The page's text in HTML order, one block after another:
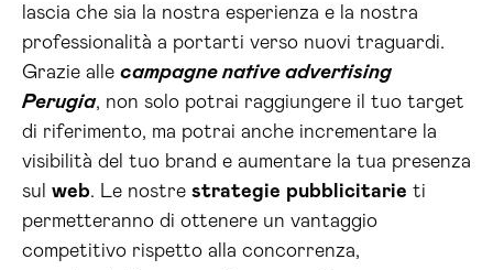
lascia che sia la nostra esperienza e la nostra
professionalità a portarti verso nuovi traguardi.
Grazie alle campagne native advertising
Perugia, non solo potrai raggiungere il tuo target
di riferimento, ma potrai anche incrementare la
visibilità del tuo brand e aumentare la tua presenza
sul web. Le nostre strategie pubblicitarie ti
permetteranno di ottenere un vantaggio
competitivo rispetto alla concorrenza,